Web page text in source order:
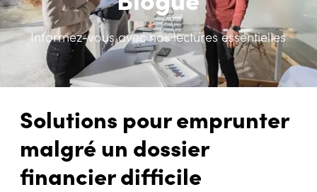
Informez-vous avec nos lectures essentielles
Solutions pour emprunter
malgré un dossier
financier difficile